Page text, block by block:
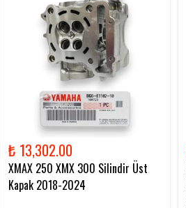
₺ 13,302.00
XMAX 250 XMX 300 Silindir Üst
Kapak 2018-2024